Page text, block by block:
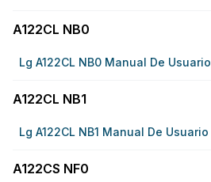
A122CL NB0
Lg A122CL NB0 Manual De Usuario
A122CL NB1
Lg A122CL NB1 Manual De Usuario
A122CS NF0